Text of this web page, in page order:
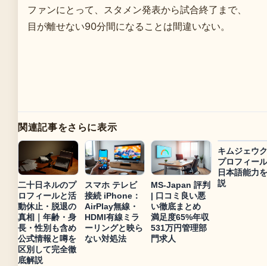
ファンにとって、スタメン発表から試合終了まで、
目が離せない90分間になることは間違いない。
関連記事をさらに表示
二十日ネルのプ
ロフィールと活
動休止・脱退の
真相｜年齢・身
長・性別も含め
公式情報と噂を
区別して完全徹
底解説
スマホ テレビ
接続 iPhone：
AirPlay無線・
HDMI有線ミラ
ーリングと映ら
ない対処法
MS-Japan 評判
| 口コミ良い悪
い徹底まとめ
満足度65%年収
531万円管理部
門求人
キムジェウ
プロフィー
日本語能力
説